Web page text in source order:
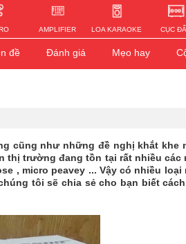
AMPLIFIER LOA KARAOKE CỤC
đề Đánh giá Mẹo hay
cũng như những đề nghị khắt khe
thị trường đang tồn tại rất nhiều các
, micro peavey ... Vậy có nhiều loại
tôi sẽ chia sẻ cho bạn biết